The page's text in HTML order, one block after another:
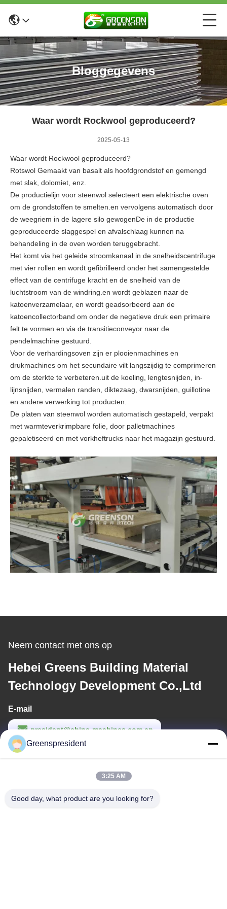
Bloggegevens
Waar wordt Rockwool geproduceerd?
2025-05-13
Waar wordt Rockwool geproduceerd?
Rotswol Gemaakt van basalt als hoofdgrondstof en gemengd
met slak, dolomiet, enz.
De productielijn voor steenwol selecteert een elektrische oven
om de grondstoffen te smelten.en vervolgens automatisch door
de weegriem in de lagere silo gewogenDe in de productie
geproduceerde slaggespel en afvalschlaag kunnen na
behandeling in de oven worden teruggebracht.
Het komt via het geleide stroomkanaal in de snelheidscentrifuge
met vier rollen en wordt gefibrilleerd onder het samengestelde
effect van de centrifuge kracht en de snelheid van de
luchtstroom van de windring.en wordt geblazen naar de
katoenverzamelaar, en wordt geadsorbeerd aan de
katoencollectorband om onder de negatieve druk een primaire
felt te vormen en via de transitieconveyor naar de
pendelmachine gestuurd.
Voor de verhardingsoven zijn er plooienmachines en
drukmachines om het secundaire vilt langszijdig te comprimeren
om de sterkte te verbeteren.uit de koeling, lengtesnijden, in-
lijnsnijden, vermalen randen, diktezaag, dwarsnijden, guillotine
en andere verwerking tot producten.
De platen van steenwol worden automatisch gestapeld, verpakt
met warmteverkrimpbare folie, door palletmachines
gepaletiseerd en met vorkheftrucks naar het magazijn gestuurd.
Neem contact met ons op
Hebei Greens Building Material
Technology Development Co.,Ltd
E-mail
president@china-machines.com.cn
Werktijd
Greenspresident
3:25 AM
Good day, what product are you looking for?